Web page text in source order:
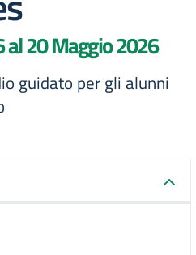
20 Maggio 2026
guidato per gli alunni